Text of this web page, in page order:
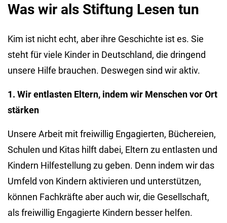
Was wir als Stiftung Lesen tun
Kim ist nicht echt, aber ihre Geschichte ist es. Sie
steht für viele Kinder in Deutschland, die dringend
unsere Hilfe brauchen. Deswegen sind wir aktiv.
1. Wir entlasten Eltern, indem wir Menschen vor Ort
stärken
Unsere Arbeit mit freiwillig Engagierten, Büchereien,
Schulen und Kitas hilft dabei, Eltern zu entlasten und
Kindern Hilfestellung zu geben. Denn indem wir das
Umfeld von Kindern aktivieren und unterstützen,
können Fachkräfte aber auch wir, die Gesellschaft,
als freiwillig Engagierte Kindern besser helfen.